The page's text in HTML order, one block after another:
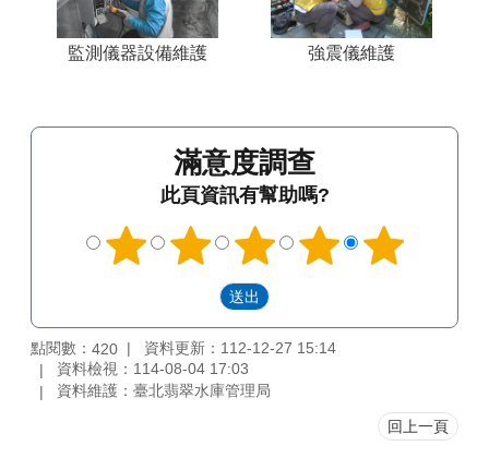
監測儀器設備維護 強震儀維護
滿意度調查
此頁資訊有幫助嗎?
點閱數： 420
資料更新：112-12-27 15:14
資料檢視：114-08-04 17:03
資料維護：臺北翡翠水庫管理局
回上一頁